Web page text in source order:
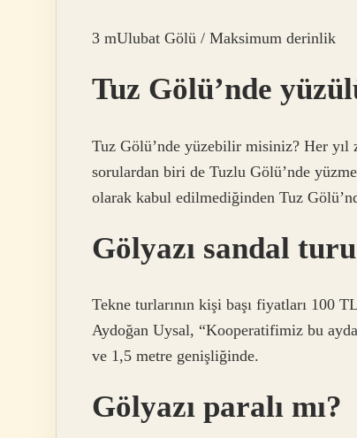
3 mUlubat Gölü / Maksimum derinlik
Tuz Gölü’nde
Tuz Gölü’nde yüzebilir misiniz? Her yıl
sorulardan biri de Tuzlu Gölü’nde
olarak kabul edilmediğinden Tuz
Gölyazı sandal
Tekne turlarının kişi başı fiyatları 100
Aydoğan Uysal, “Kooperatifimiz bu
ve 1,5 metre genişliğinde.
Gölyazı paralı mı?